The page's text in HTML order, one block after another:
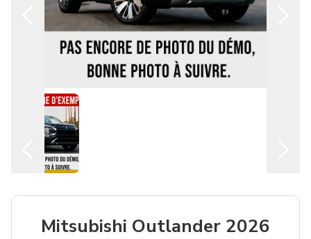
Español
Mitsubishi Outlander 2026